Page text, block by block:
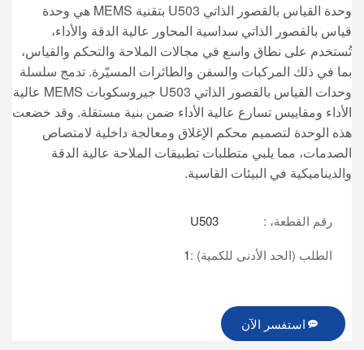
وحدة القياس بالقصور الذاتي U503 بتقنية MEMS هي وحدة
قياس بالقصور الذاتي سداسية المحاور عالية الدقة والأداء،
تُستخدم على نطاق واسع في مجالات الملاحة والتحكم والقياس،
بما في ذلك المركبات والسفن والطائرات المسيّرة. تدمج سلسلة
وحدات القياس بالقصور الذاتي U503 جيروسكوبات MEMS عالية
الأداء ومقاييس تسارع عالية الأداء ضمن بنية مستقلة. وقد خضعت
هذه الوحدة لتصميم محكم الإغلاق ومعالجة داخلية لامتصاص
الصدمات، مما يلبي متطلبات تطبيقات الملاحة عالية الدقة
والديناميكية في البيئات القاسية.
رقم القطعة، :
U503
الطلب (الحد الأدنى للكمية) :1
استفسر الآن